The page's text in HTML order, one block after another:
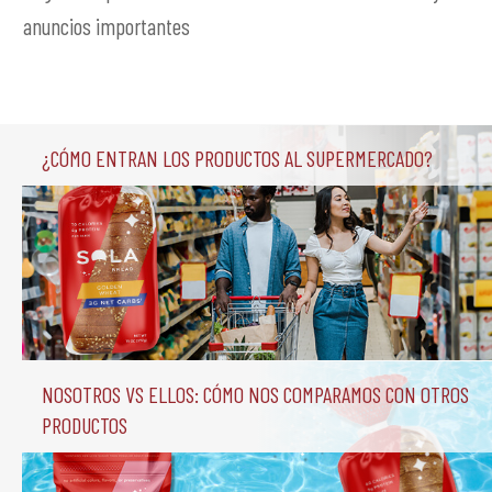
anuncios importantes
¿Cómo entran los productos al supermercado?
Nosotros vs Ellos: Cómo nos comparamos con otros
productos